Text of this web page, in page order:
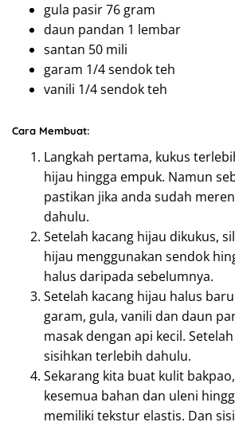
gula pasir 76 gram
daun pandan 1 lembar
santan 50 mili
garam 1/4 sendok teh
vanili 1/4 sendok teh
Cara Membuat:
Langkah pertama, kukus
hijau hingga empuk. Namun
pastikan jika anda sudah
dahulu.
Setelah kacang hijau dikukus,
hijau menggunakan sendok
halus daripada sebelumnya.
Setelah kacang hijau halus
garam, gula, vanili dan daun
masak dengan api kecil.
sisihkan terlebih dahulu.
Sekarang kita buat kulit
kesemua bahan dan uleni
memiliki tekstur elastis. Dan